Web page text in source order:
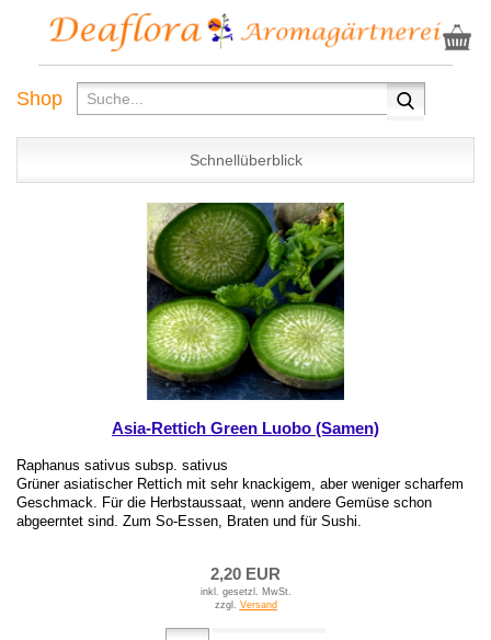
Shop
Schnellüberblick
Asia-Rettich Green Luobo (Samen)
Raphanus sativus subsp. sativus
Grüner asiatischer Rettich mit sehr knackigem, aber weniger scharfem
Geschmack. Für die Herbstaussaat, wenn andere Gemüse schon
abgeerntet sind. Zum So-Essen, Braten und für Sushi.
2,20 EUR
inkl. gesetzl. MwSt.
zzgl. Versand